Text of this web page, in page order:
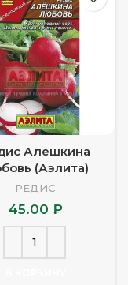
Алешкина
(Аэлита)
РЕДИС
45.00 ₽